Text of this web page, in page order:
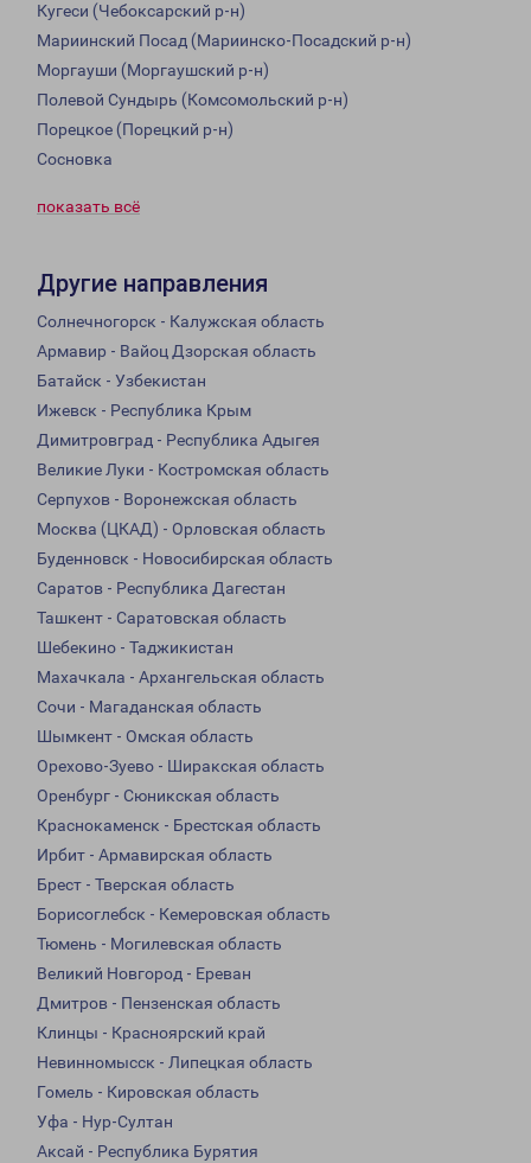
Кугеси (Чебоксарский р-н)
Мариинский Посад (Мариинско-Посадский р-н)
Моргауши (Моргаушский р-н)
Полевой Сундырь (Комсомольский р-н)
Порецкое (Порецкий р-н)
Сосновка
показать всё
Другие направления
Солнечногорск - Калужская область
Армавир - Вайоц Дзорская область
Батайск - Узбекистан
Ижевск - Республика Крым
Димитровград - Республика Адыгея
Великие Луки - Костромская область
Серпухов - Воронежская область
Москва (ЦКАД) - Орловская область
Буденновск - Новосибирская область
Саратов - Республика Дагестан
Ташкент - Саратовская область
Шебекино - Таджикистан
Махачкала - Архангельская область
Сочи - Магаданская область
Шымкент - Омская область
Орехово-Зуево - Ширакская область
Оренбург - Сюникская область
Краснокаменск - Брестская область
Ирбит - Армавирская область
Брест - Тверская область
Борисоглебск - Кемеровская область
Тюмень - Могилевская область
Великий Новгород - Ереван
Дмитров - Пензенская область
Клинцы - Красноярский край
Невинномысск - Липецкая область
Гомель - Кировская область
Уфа - Нур-Султан
Аксай - Республика Бурятия